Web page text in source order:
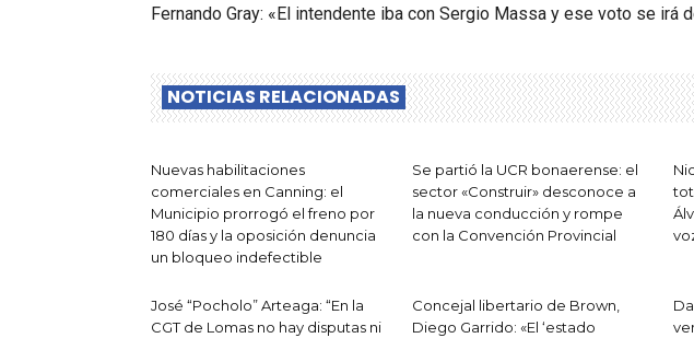
Fernando Gray: «El intendente iba con Sergio Massa y ese voto se irá
NOTICIAS RELACIONADAS
Nuevas habilitaciones
comerciales en Canning: el
Municipio prorrogó el freno por
180 días y la oposición denuncia
un bloqueo indefectible
Se partió la UCR bonaerense: el
sector «Construir» desconoce a
la nueva conducción y rompe
con la Convención Provincial
José “Pocholo” Arteaga: “En la
CGT de Lomas no hay disputas ni
Concejal libertario de Brown,
Diego Garrido: «El ‘estado